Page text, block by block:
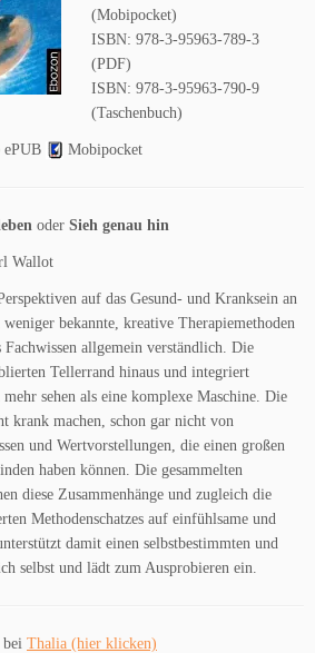
(Mobipocket)
ISBN: 978-3-95963-789-3
(PDF)
ISBN: 978-3-95963-790-9
(Taschenbuch)
ePUB Mobipocket
oder Sieh genau hin
Wallot
auf das Gesund- und Kranksein an
bekannte, kreative Therapiemethoden
Fachwissen allgemein verständlich. Die
Tellerrand hinaus und integriert
sehen als eine komplexe Maschine. Die
krank machen, schon gar nicht von
und Wertvorstellungen, die einen großen
haben können. Die gesammelten
diese Zusammenhänge und zugleich die
Methodenschatzes auf einfühlsame und
damit einen selbstbestimmten und
selbst und lädt zum Ausprobieren ein.
Thalia (hier klicken)